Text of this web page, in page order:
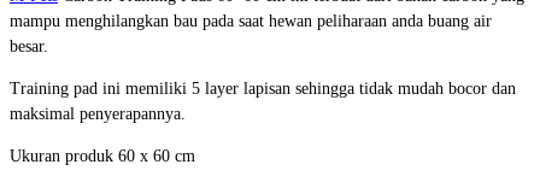
mampu menghilangkan bau pada saat hewan peliharaan anda buang air
besar.
Training pad ini memiliki 5 layer lapisan sehingga tidak mudah bocor dan
maksimal penyerapannya.
Ukuran produk 60 x 60 cm